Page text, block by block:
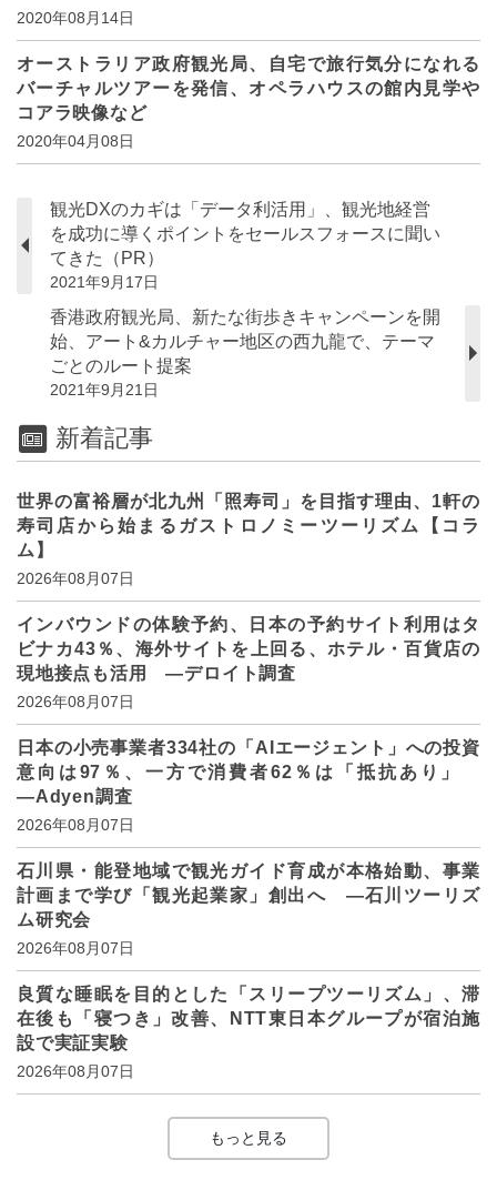
2020年08月14日
オーストラリア政府観光局、自宅で旅行気分になれる
バーチャルツアーを発信、オペラハウスの館内見学や
コアラ映像など
2020年04月08日
観光DXのカギは「データ利活用」、観光地経営
を成功に導くポイントをセールスフォースに聞い
てきた（PR）
2021年9月17日
香港政府観光局、新たな街歩きキャンペーンを開
始、アート&カルチャー地区の西九龍で、テーマ
ごとのルート提案
2021年9月21日
新着記事
世界の富裕層が北九州「照寿司」を目指す理由、1軒の
寿司店から始まるガストロノミーツーリズム【コラ
ム】
2026年08月07日
インバウンドの体験予約、日本の予約サイト利用はタ
ビナカ43％、海外サイトを上回る、ホテル・百貨店の
現地接点も活用 ―デロイト調査
2026年08月07日
日本の小売事業者334社の「AIエージェント」への投資
意向は97％、一方で消費者62％は「抵抗あり」
―Adyen調査
2026年08月07日
石川県・能登地域で観光ガイド育成が本格始動、事業
計画まで学び「観光起業家」創出へ ―石川ツーリズ
ム研究会
2026年08月07日
良質な睡眠を目的とした「スリープツーリズム」、滞
在後も「寝つき」改善、NTT東日本グループが宿泊施
設で実証実験
2026年08月07日
もっと見る